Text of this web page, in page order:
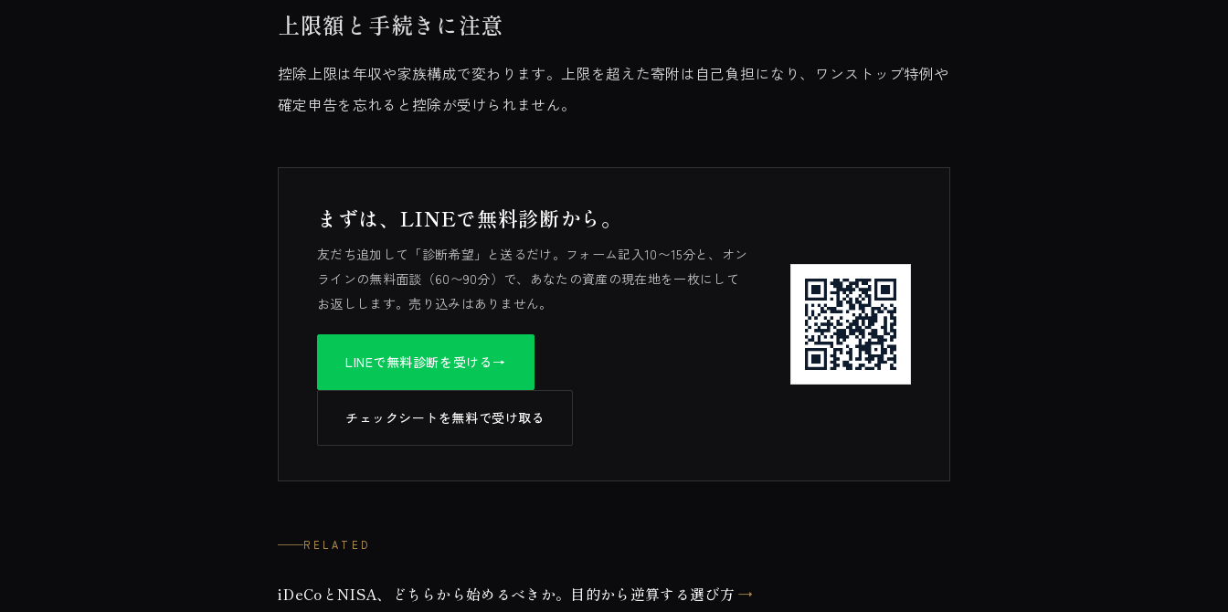
上限額と手続きに注意
控除上限は年収や家族構成で変わります。上限を超えた寄附は自己負担になり、ワンストップ特例や
確定申告を忘れると控除が受けられません。
まずは、LINEで無料診断から。
友だち追加して「診断希望」と送るだけ。フォーム記入10〜15分と、オン
ラインの無料面談（60〜90分）で、あなたの資産の現在地を一枚にして
お返しします。売り込みはありません。
LINEで無料診断を受ける →
チェックシートを無料で受け取る
RELATED
iDeCoとNISA、どちらから始めるべきか。目的から逆算する選び方 →